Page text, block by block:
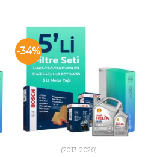
-34%
(2013-2020)